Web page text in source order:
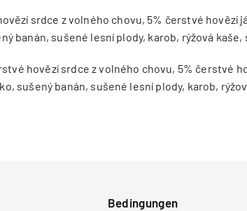
srdce z volného chovu, 5% čerstvé hovězí
banán, sušené lesní plody, karob, rýžová
hovězí srdce z volného chovu, 5% čerstvé
sušený banán, sušené lesní plody, karob,
Bedingungen